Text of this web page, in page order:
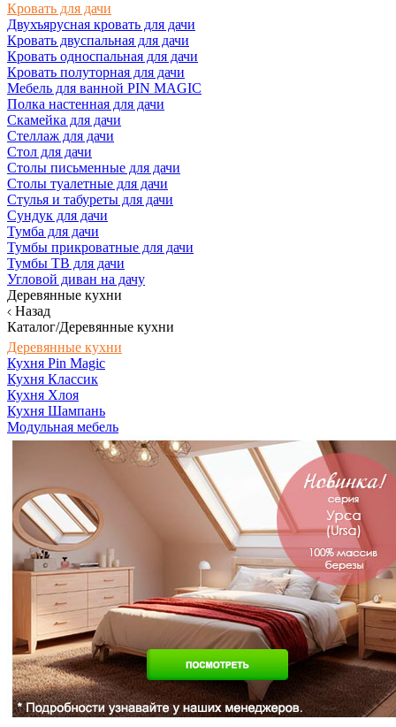
Кровать для дачи
Двухъярусная кровать для дачи
Кровать двуспальная для дачи
Кровать односпальная для дачи
Кровать полуторная для дачи
Мебель для ванной PIN MAGIC
Полка настенная для дачи
Скамейка для дачи
Стеллаж для дачи
Стол для дачи
Столы письменные для дачи
Столы туалетные для дачи
Стулья и табуреты для дачи
Сундук для дачи
Тумба для дачи
Тумбы прикроватные для дачи
Тумбы ТВ для дачи
Угловой диван на дачу
Деревянные кухни
Назад
Каталог/Деревянные кухни
Деревянные кухни
Кухня Pin Magic
Кухня Классик
Кухня Хлоя
Кухня Шампань
Модульная мебель